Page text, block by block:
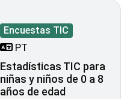
Encuestas TIC
PT
Estadísticas TIC para
niñas y niños de 0 a 8
años de edad